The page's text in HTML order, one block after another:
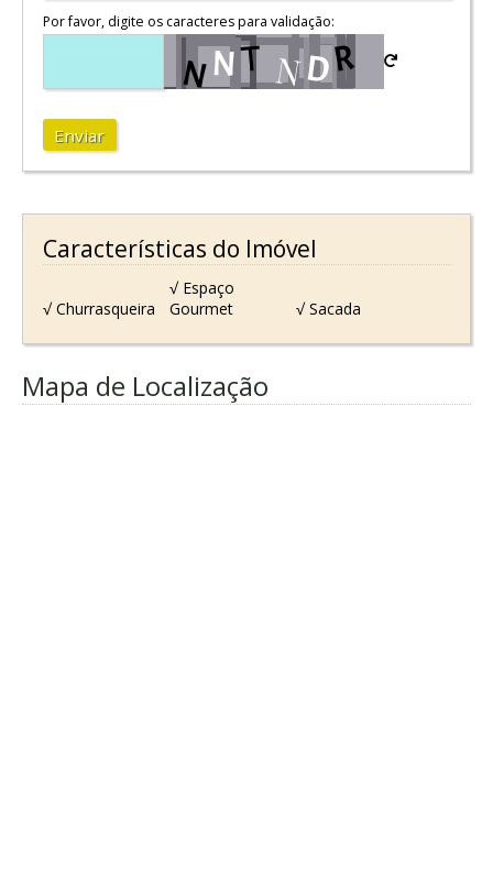
Por favor, digite os caracteres para validação:
Enviar
Características do Imóvel
√ Churrasqueira
√ Espaço
Gourmet
√ Sacada
Mapa de Localização